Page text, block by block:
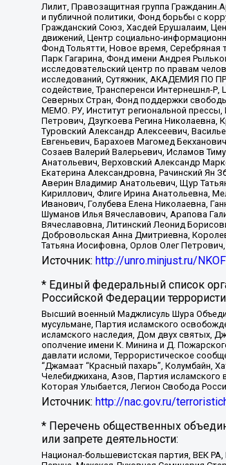
Лилит, Правозащитная группа
и публичной политики, Фонд борьбы с
Гражданский Союз, Хасдей Ерушалаим,
движений, Центр социально-
Фонд Тольятти, Новое время, Серебряная
Парк Гагарина, Фонд имени Андрея
исследовательский центр по правам
исследований, Сутяжник, АКАДЕМИЯ ПО
содействие, Трансперенси Интернешнл-
Северных Стран, Фонд поддержки
МЕМО. РУ, Институт региональной
Петрович, Дзугкоева Регина
Туровский Александр Алексеевич,
Евгеньевич, Барахоев Магомед
Созаев Валерий Валерьевич, Исламов
Анатольевич, Верховский Александр
Екатерина Александровна, Рачинский Ян
Аверин Владимир Анатольевич, Щур
Кириллович, Флиге Ирина Анатольевна,
Иванович, Голубева Елена Николаевна,
Шуманов Илья Вячеславович, Арапова
Вячеславовна, Литинский Леонид
Добровольская Анна Дмитриевна,
Татьяна Иосифовна, Орлов Олег
Источник: http://unro.minjust.ru/
* Единый федеральный список
Российской Федерации
Высший военный Маджлисуль Шура
мусульмане, Партия исламского
исламского наследия, Дом двух святых,
ополчение имени К. Минина и Д.
давлати исломи, Террористическое
“Джамаат “Красный пахарь”, Колумбайн,
Челебиджихана, Азов, Партия
Которая Улыбается, Легион Свобода
Источник: http://nac.gov.ru/
* Перечень общественных
или запрете деятельности:
Национал-большевистская партия, ВЕК